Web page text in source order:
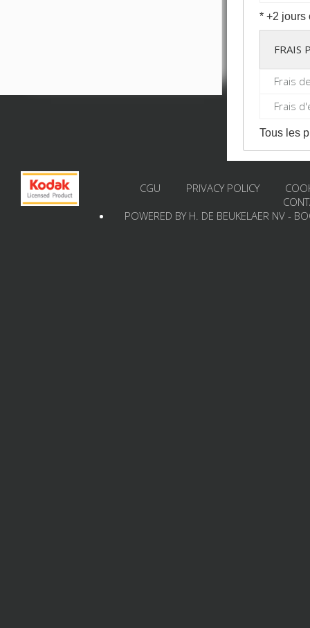
* +2 jours
FRAIS
Frais
Frais
Tous les
CGU PRIVACY POLICY
POWERED BY H. DE BEUKELAER NV -